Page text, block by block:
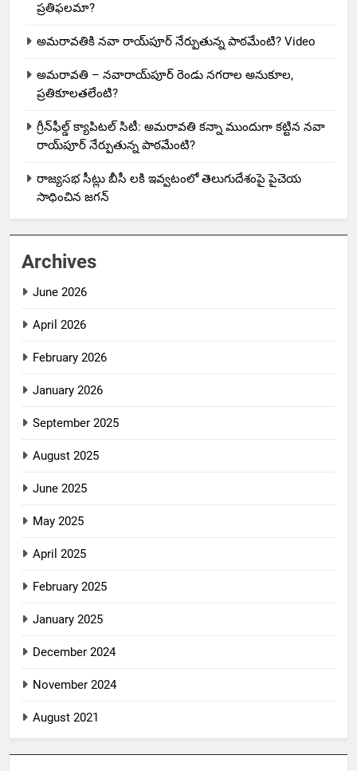
ప్రతిఫలమా?
అమరావతికి నవా రాయ్‌పూర్ నేర్పుతున్న పాఠమేంటి? Video
అమరావతి – నవారాయ్‌పూర్ రెండు నగరాల అనుకూల,
ప్రతికూలతలేంటి?
గ్రీన్‌ఫీల్డ్ క్యాపిటల్ సిటీ: అమరావతి కన్నా ముందుగా కట్టిన నవా
రాయ్‌పూర్ నేర్పుతున్న పాఠమేంటి?
రాజ్యసభ సీట్లు బీసీ లకి ఇవ్వటంలో తెలుగుదేశంపై పైచెయ
సాధించిన జగన్
Archives
June 2026
April 2026
February 2026
January 2026
September 2025
August 2025
June 2025
May 2025
April 2025
February 2025
January 2025
December 2024
November 2024
August 2021